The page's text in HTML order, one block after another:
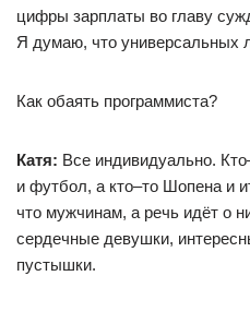
цифры зарплаты во главу
Я думаю, что универсальных
Как обаять программиста?
Катя: Все индивидуально.
и футбол, а кто–то Шопена и
что мужчинам, а речь идёт о
сердечные девушки,
пустышки.